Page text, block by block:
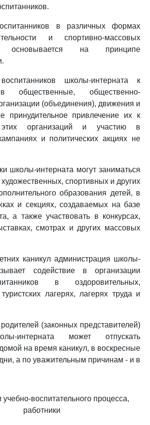
в различных формах
и спортивно-массовых
основывается на принципе
школы-интерната к
общественные, общественно-
(объединения), движения и
принудительное привлечение их к
этих организаций и участию в
и политических акциях не
школы-интерната могут заниматься
спортивных и других
образования детей, в
и секциях, создаваемых на базе
а также участвовать в конкурсах,
смотрах и других массовых
каникул администрация школы-
содействие в организации
в оздоровительных,
лагерях, лагерях труда и
(законных представителей)
интерната может отпускать
на время каникул, в воскресные
а по уважительным причинам - и в
учебно-воспитательного процесса,
работники